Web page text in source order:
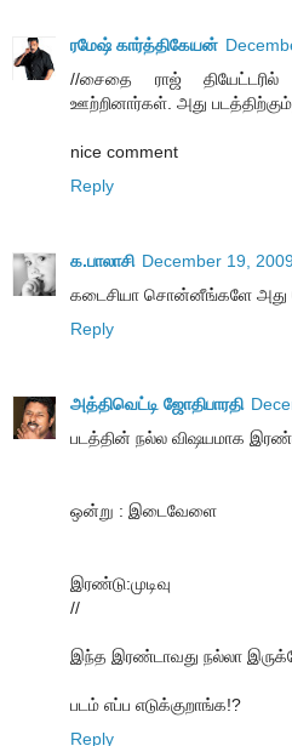
ரமேஷ் கார்த்திகேயன்
//சைதை ராஜ்
ஊற்றினார்கள். அது
nice comment
Reply
க.பாலாசி December 19,
கடைசியா சொன்னீங்களே அது
Reply
அத்திவெட்டி ஜோதிபாரதி
படத்தின் நல்ல விஷயமாக
ஒன்று : இடைவேளை
இரண்டு:முடிவு
//
இந்த இரண்டாவது நல்லா
படம் எப்ப எடுக்குறாங்க!?
Reply